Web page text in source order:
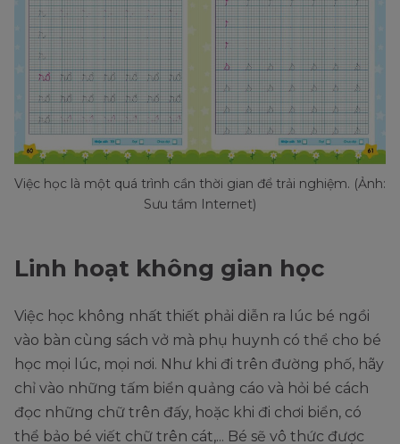
Việc học là một quá trình cần thời gian để trải nghiệm. (Ảnh:
Sưu tầm Internet)
Linh hoạt không gian học
Việc học không nhất thiết phải diễn ra lúc bé ngồi
vào bàn cùng sách vở mà phụ huynh có thể cho bé
học mọi lúc, mọi nơi. Như khi đi trên đường phố, hãy
chỉ vào những tấm biển quảng cáo và hỏi bé cách
đọc những chữ trên đấy, hoặc khi đi chơi biển, có
thể bảo bé viết chữ trên cát,... Bé sẽ vô thức được